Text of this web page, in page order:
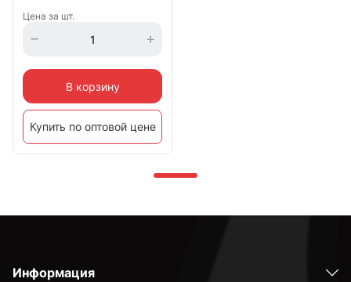
Цена за шт.
В корзину
Купить по оптовой цене
Информация